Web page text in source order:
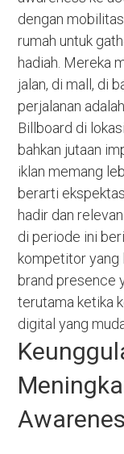
dengan
rumah untuk
hadiah. Mereka
jalan, di mall, di
perjalanan
Billboard di
bahkan jutaan
iklan memang
berarti
hadir dan
di periode ini
kompetitor yang
brand presence
terutama ketika
digital yang